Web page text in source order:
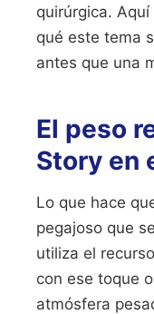
quirúrgica.
qué este tema
antes que una
El peso
Story en
Lo que hace
pegajoso que
utiliza el
con ese toque
atmósfera